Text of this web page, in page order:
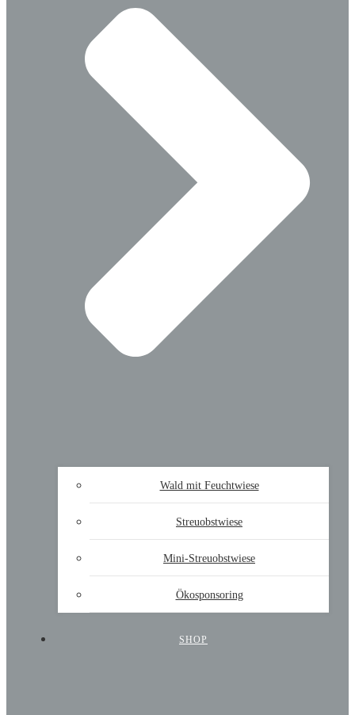
Wald mit Feuchtwiese
Streuobstwiese
Mini-Streuobstwiese
Ökosponsoring
SHOP